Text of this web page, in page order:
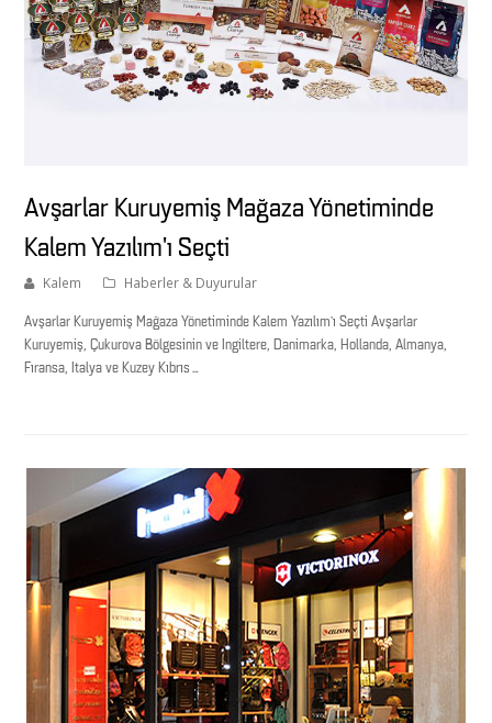
Avşarlar Kuruyemiş Mağaza Yönetiminde
Kalem Yazılım’ı Seçti
Kalem Haberler & Duyurular
Avşarlar Kuruyemiş Mağaza Yönetiminde Kalem Yazılım’ı Seçti Avşarlar
Kuruyemiş, Çukurova Bölgesinin ve İngiltere, Danimarka, Hollanda, Almanya,
Fıransa, İtalya ve Kuzey Kıbrıs…